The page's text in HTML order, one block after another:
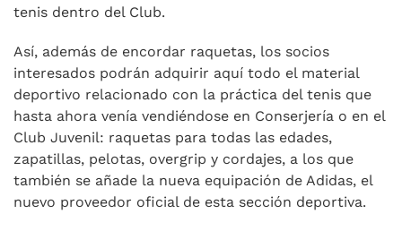
tenis dentro del Club.
Así, además de encordar raquetas, los socios
interesados podrán adquirir aquí todo el material
deportivo relacionado con la práctica del tenis que
hasta ahora venía vendiéndose en Conserjería o en el
Club Juvenil: raquetas para todas las edades,
zapatillas, pelotas, overgrip y cordajes, a los que
también se añade la nueva equipación de Adidas, el
nuevo proveedor oficial de esta sección deportiva.